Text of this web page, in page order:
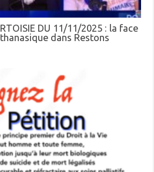
DU 11/11/2025 : la face
dans Restons